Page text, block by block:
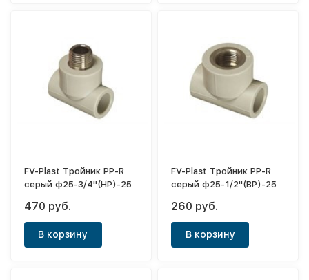
FV-Plast Тройник PP-R
серый ф25-3/4"(НР)-25
470 руб.
В корзину
FV-Plast Тройник PP-R
серый ф25-1/2"(ВР)-25
260 руб.
В корзину